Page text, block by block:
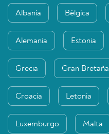
Albania Bélgica
Alemania Estonia
Grecia Gran Bretaña
Croacia Letonia
Luxemburgo Malta